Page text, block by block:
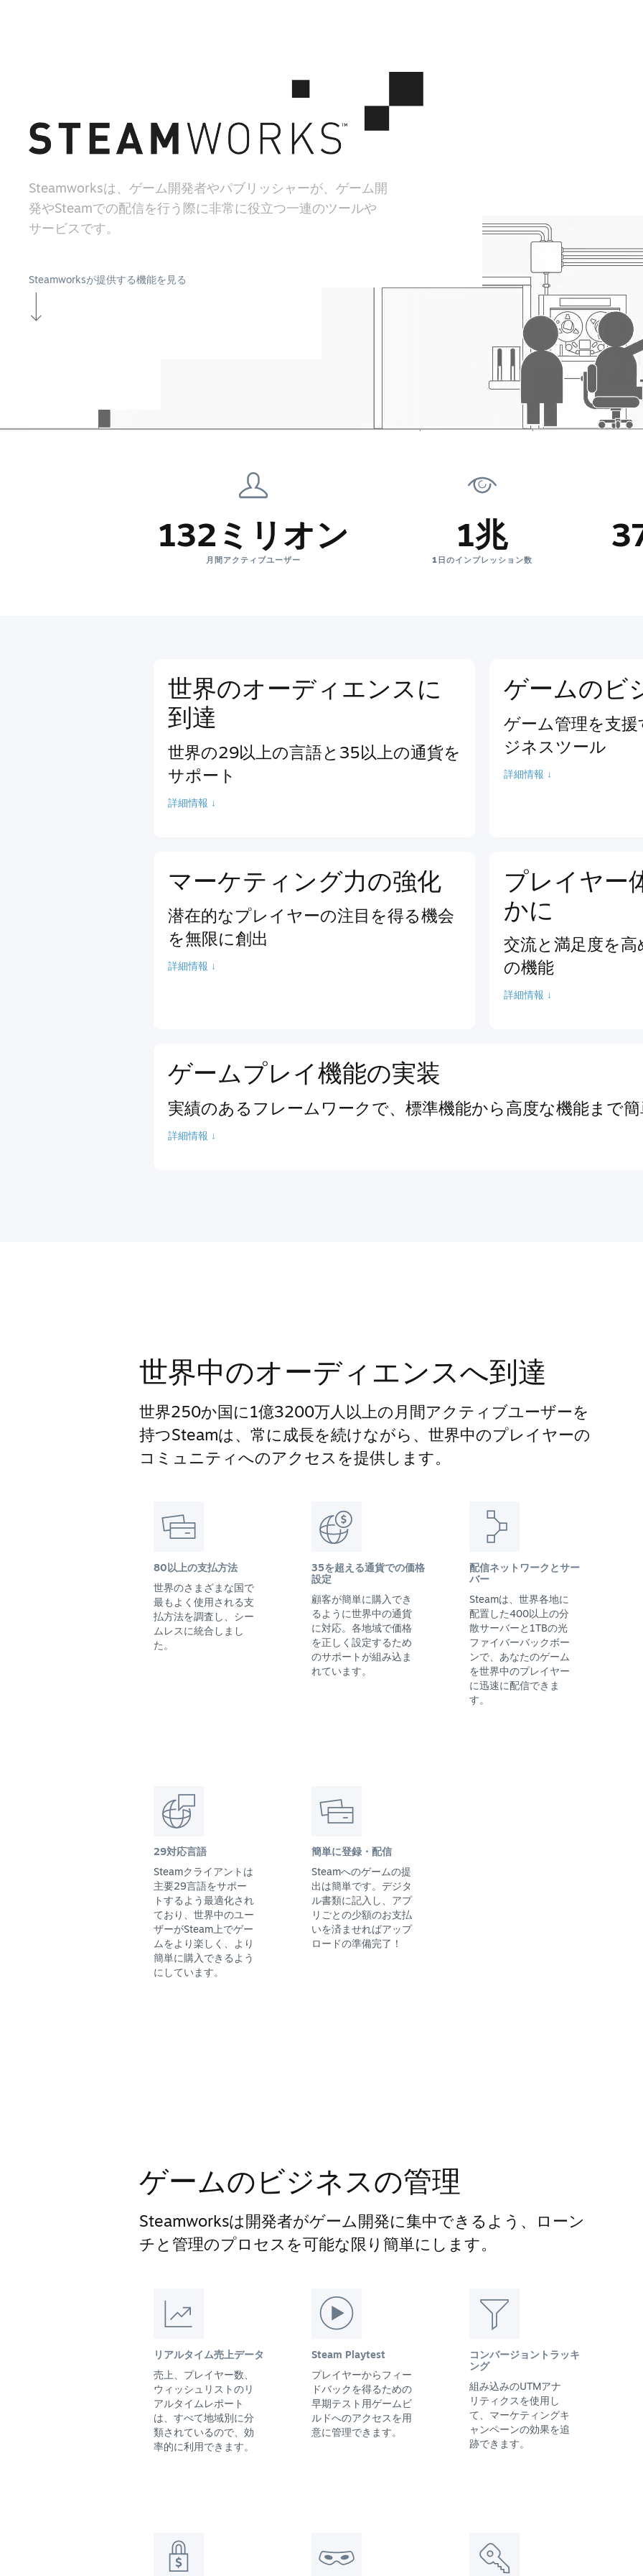
Steamworksは、ゲーム開発者やパブリッシャーが、ゲーム開
発やSteamでの配信を行う際に非常に役立つ一連のツールや
サービスです。
Steamworksが提供する機能を見る
132ミリオン
月間アクティブユーザー
1兆
1日のインプレッション数
世界のオーディエンスに
到達
世界の29以上の言語と35以上の通貨を
サポート
詳細情報 ↓
ゲームのビ
ゲーム管理を支
ジネスツール
詳細情報 ↓
マーケティング力の強化
潜在的なプレイヤーの注目を得る機会
を無限に創出
詳細情報 ↓
プレイヤー
かに
交流と満足度を
の機能
詳細情報 ↓
ゲームプレイ機能の実装
実績のあるフレームワークで、標準機能から高度な機能まで
詳細情報 ↓
世界中のオーディエンスへ到達
世界250か国に1億3200万人以上の月間アクティブユーザーを
持つSteamは、常に成長を続けながら、世界中のプレイヤーの
コミュニティへのアクセスを提供します。
80以上の支払方法
世界のさまざまな国で
最もよく使用される支
払方法を調査し、シー
ムレスに統合しまし
た。
35を超える通貨での価格
設定
顧客が簡単に購入でき
るように世界中の通貨
に対応。各地域で価格
を正しく設定するため
のサポートが組み込ま
れています。
配信ネットワークとサー
バー
Steamは、世界各地に
配置した400以上の分
散サーバーと1TBの光
ファイバーバックボー
ンで、あなたのゲーム
を世界中のプレイヤー
に迅速に配信できま
す。
29対応言語
Steamクライアントは
主要29言語をサポー
トするよう最適化され
ており、世界中のユー
ザーがSteam上でゲー
ムをより楽しく、より
簡単に購入できるよう
にしています。
簡単に登録・配信
Steamへのゲームの提
出は簡単です。デジタ
ル書類に記入し、アプ
リごとの少額のお支払
いを済ませればアップ
ロードの準備完了！
ゲームのビジネスの管理
Steamworksは開発者がゲーム開発に集中できるよう、ローン
チと管理のプロセスを可能な限り簡単にします。
リアルタイム売上データ
売上、プレイヤー数、
ウィッシュリストのリ
アルタイムレポート
は、すべて地域別に分
類されているので、効
率的に利用できます。
Steam Playtest
プレイヤーからフィー
ドバックを得るための
早期テスト用ゲームビ
ルドへのアクセスを用
意に管理できます。
コンバージョントラッキ
ング
組み込みのUTMアナ
リティクスを使用し
て、マーケティングキ
ャンペーンの効果を追
跡できます。